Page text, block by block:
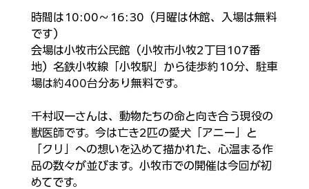
時間は10:00〜16:30（月曜は休館、入場は無料
です）
会場は小牧市公民館（小牧市小牧2丁目107番
地）名鉄小牧線「小牧駅」から徒歩約10分、駐車
場は約400台分あり無料です。
千村収一さんは、動物たちの命と向き合う現役の
獣医師です。今は亡き2匹の愛犬「アニー」と
「クリ」への想いを込めて描かれた、心温まる作
品の数々が並びます。小牧市での開催は今回が初
めてです。